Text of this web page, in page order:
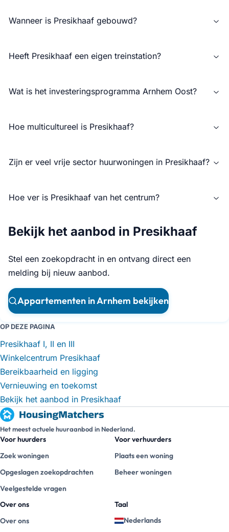
Wanneer is Presikhaaf gebouwd?
Heeft Presikhaaf een eigen treinstation?
Wat is het investeringsprogramma Arnhem Oost?
Hoe multicultureel is Presikhaaf?
Zijn er veel vrije sector huurwoningen in Presikhaaf?
Hoe ver is Presikhaaf van het centrum?
Bekijk het aanbod in Presikhaaf
Stel een zoekopdracht in en ontvang direct een
melding bij nieuw aanbod.
Appartementen in Arnhem bekijken
OP DEZE PAGINA
Presikhaaf I, II en III
Winkelcentrum Presikhaaf
Bereikbaarheid en ligging
Vernieuwing en toekomst
Bekijk het aanbod in Presikhaaf
Het meest actuele huuraanbod in Nederland.
Voor huurders
Zoek woningen
Opgeslagen zoekopdrachten
Veelgestelde vragen
Voor verhuurders
Plaats een woning
Beheer woningen
Over ons
Over ons
Taal
Nederlands